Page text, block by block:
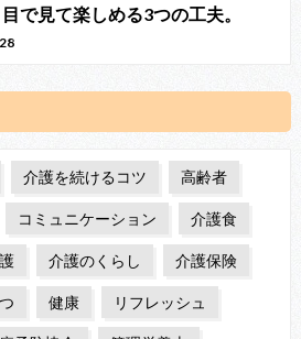
で見て楽しめる3つの工夫。
介護を続けるコツ 高齢者
コミュニケーション 介護食
介護のくらし 介護保険
健康 リフレッシュ